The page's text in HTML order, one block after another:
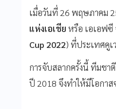
เมื่อวันที่ 26 พฤษภาคม
แห่งเอเชีย หรือ เอเอฟ
Cup 2022) ที่ประเทศคูเ
การจับสลากครั้งนี้ ทีมชา
ปี 2018 จึงทำให้มีโอกา